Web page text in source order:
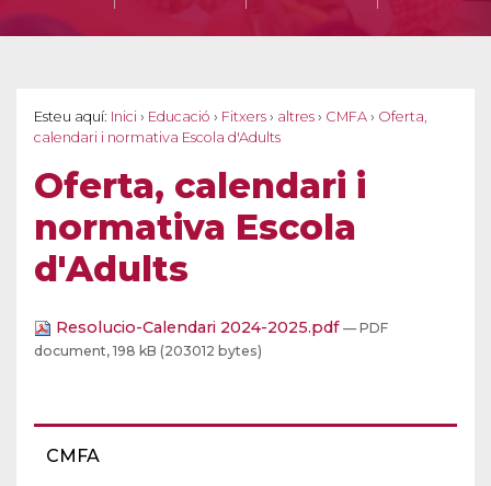
Esteu aquí: Inici › Educació › Fitxers › altres › CMFA › Oferta,
calendari i normativa Escola d'Adults
Oferta, calendari i
normativa Escola
d'Adults
CMFA
Resolucio-Calendari 2024-2025.pdf — PDF
document, 198 kB (203012 bytes)